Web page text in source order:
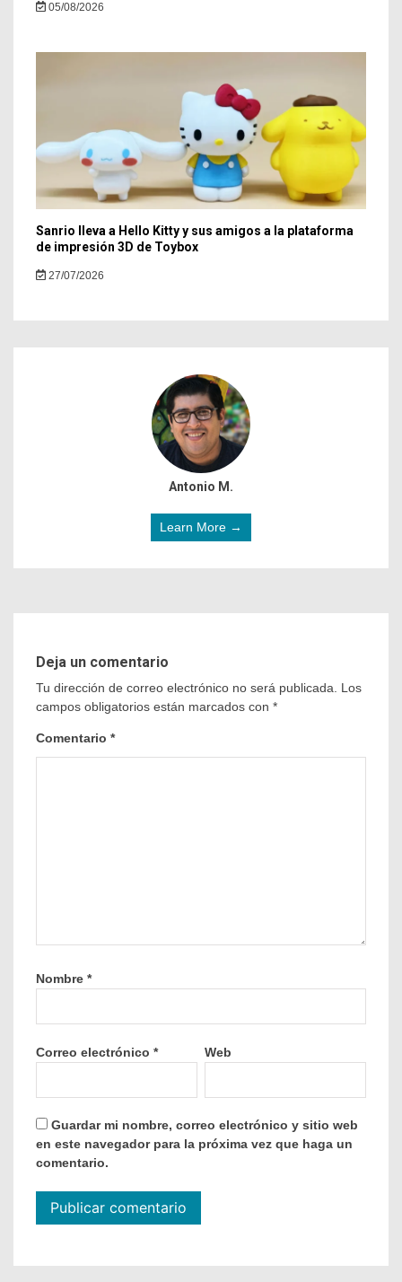
05/08/2026
Sanrio lleva a Hello Kitty y sus amigos a la plataforma
de impresión 3D de Toybox
27/07/2026
Antonio M.
Learn More →
Deja un comentario
Tu dirección de correo electrónico no será publicada.
Los
campos obligatorios están marcados con *
Comentario *
Nombre *
Correo electrónico * Web
Guardar mi nombre, correo electrónico y sitio web
en este navegador para la próxima vez que haga un
comentario.